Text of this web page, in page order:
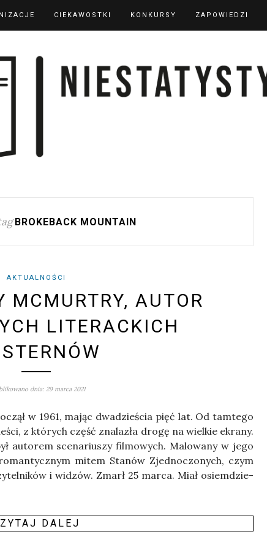
CIEKAWOSTKI KONKURSY ZAPOWIEDZI
BROKEBACK MOUNTAIN
AKTUALNOŚCI
MCMURTRY, AUTOR
LITERACKICH
dnia: 29 marca 2021
w 1961, mając dwa­dzie­ścia pięć lat. Od tam­te­go
z któ­rych część zna­la­zła dro­gę na wiel­kie ekra­ny.
auto­rem sce­na­riu­szy fil­mo­wych. Malo­wa­ny w jego
mitem Sta­nów Zjed­no­czo­nych, czym
i widzów. Zmarł 25 mar­ca. Miał osiem­dzie­
DALEJ